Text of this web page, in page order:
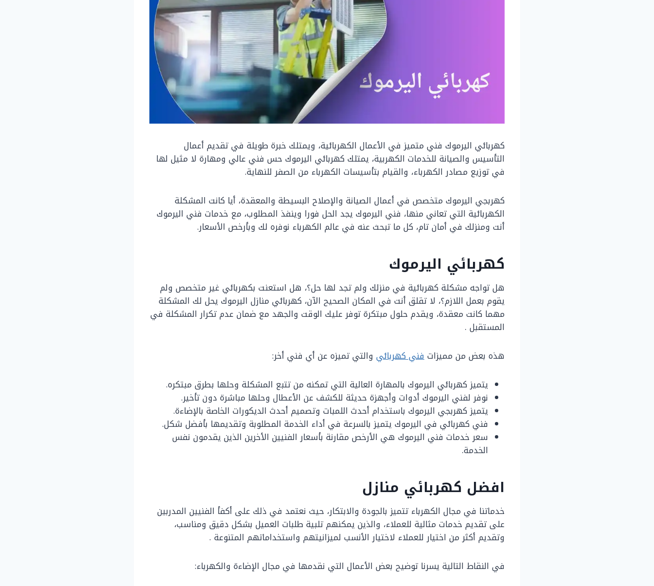
كهربائي اليرموك فني متميز في الأعمال الكهربائية، ويمتلك خبرة طويلة في تقديم أعمال
التأسيس والصيانة للخدمات الكهربية، يمتلك كهربائي اليرموك حس فني عالي ومهارة لا مثيل لها
في توزيع مصادر الكهرباء، والقيام بتأسيسات الكهرباء من الصفر للنهاية.
كهربجي اليرموك متخصص في أعمال الصيانة والإصلاح البسيطة والمعقدة، أيا كانت المشكلة
الكهربائية التي تعاني منها، فني اليرموك يجد الحل فورا وينفذ المطلوب، مع خدمات فني اليرموك
أنت ومنزلك في أمان تام، كل ما تبحث عنه في عالم الكهرباء نوفره لك وبأرخص الأسعار.
كهربائي اليرموك
هل تواجه مشكلة كهربائية في منزلك ولم تجد لها حل؟، هل استعنت بكهربائي غير متخصص ولم
يقوم بعمل اللازم؟، لا تقلق أنت في المكان الصحيح الآن، كهربائي منازل اليرموك يحل لك المشكلة
مهما كانت معقدة، ويقدم حلول مبتكرة توفر عليك الوقت والجهد مع ضمان عدم تكرار المشكلة في
المستقبل .
هذه بعض من مميزاتفني كهربائي والتي تميزه عن أي فني أخر:
يتميز كهربائي اليرموك بالمهارة العالية التي تمكنه من تتبع المشكلة وحلها بطرق مبتكره.
نوفر لفني اليرموك أدوات وأجهزة حديثة للكشف عن الأعطال وحلها مباشرة دون تأخير.
يتميز كهربجي اليرموك باستخدام أحدث اللمبات وتصميم أحدث الديكورات الخاصة بالإضاءة.
فني كهربائي في اليرموك يتميز بالسرعة في أداء الخدمة المطلوبة وتقديمها بأفضل شكل.
سعر خدمات فني اليرموك هي الأرخص مقارنة بأسعار الفنيين الأخرين الذين يقدمون نفس
الخدمة.
افضل كهربائي منازل
خدماتنا في مجال الكهرباء تتميز بالجودة والابتكار، حيث نعتمد في ذلك على أكفأ الفنيين المدربين
على تقديم خدمات مثالية للعملاء، والذين يمكنهم تلبية طلبات العميل بشكل دقيق ومناسب،
وتقديم أكثر من اختيار للعملاء لاختيار الأنسب لميزانيتهم واستخداماتهم المتنوعة .
في النقاط التالية يسرنا توضيح بعض الأعمال التي نقدمها في مجال الإضاءة والكهرباء: